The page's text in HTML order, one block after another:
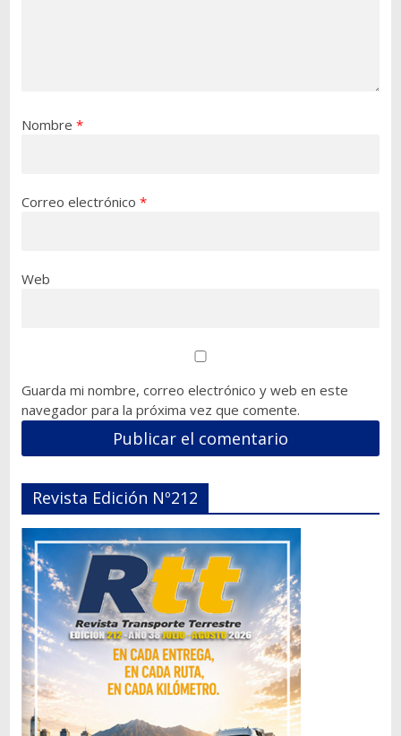
Nombre *
Correo electrónico *
Web
Guarda mi nombre, correo electrónico y web en este
navegador para la próxima vez que comente.
Revista Edición Nº212